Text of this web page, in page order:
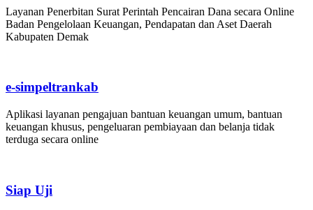
Layanan Penerbitan Surat Perintah Pencairan Dana secara Online
Badan Pengelolaan Keuangan, Pendapatan dan Aset Daerah
Kabupaten Demak
e-simpeltrankab
Aplikasi layanan pengajuan bantuan keuangan umum, bantuan
keuangan khusus, pengeluaran pembiayaan dan belanja tidak
terduga secara online
Siap Uji